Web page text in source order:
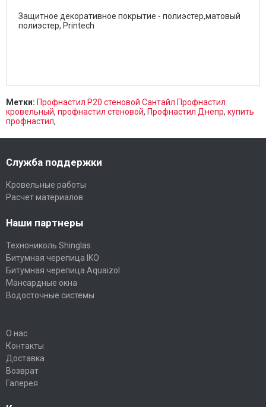
Защитное декоративное покрытие - полиэстер,матовый
полиэстер, Printech
Метки: Профнастил P20 стеновой Сантайл Профнастил
кровельный, профнастил стеновой, Профнастил Днепр, купить
профнастил,
Служба поддержки
Кровельные работы
Расчет материалов
Наши партнеры
Технониколь Shinglas
Битумная черепица IKO
Битумная черепица Aquaizol
Мансардные окна
Водосточные системы
О нас
Контакты
Доставка
Возврат
Галерея